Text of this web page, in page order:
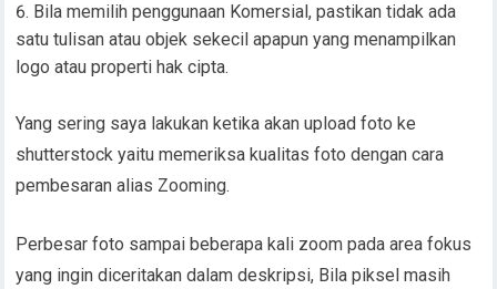
Bila memilih penggunaan Komersial, pastikan tidak ada
satu tulisan atau objek sekecil apapun yang menampilkan
logo atau properti hak cipta.
Yang sering saya lakukan ketika akan upload foto ke
shutterstock yaitu memeriksa kualitas foto dengan cara
pembesaran alias Zooming.
Perbesar foto sampai beberapa kali zoom pada area fokus
yang ingin diceritakan dalam deskripsi, Bila piksel masih